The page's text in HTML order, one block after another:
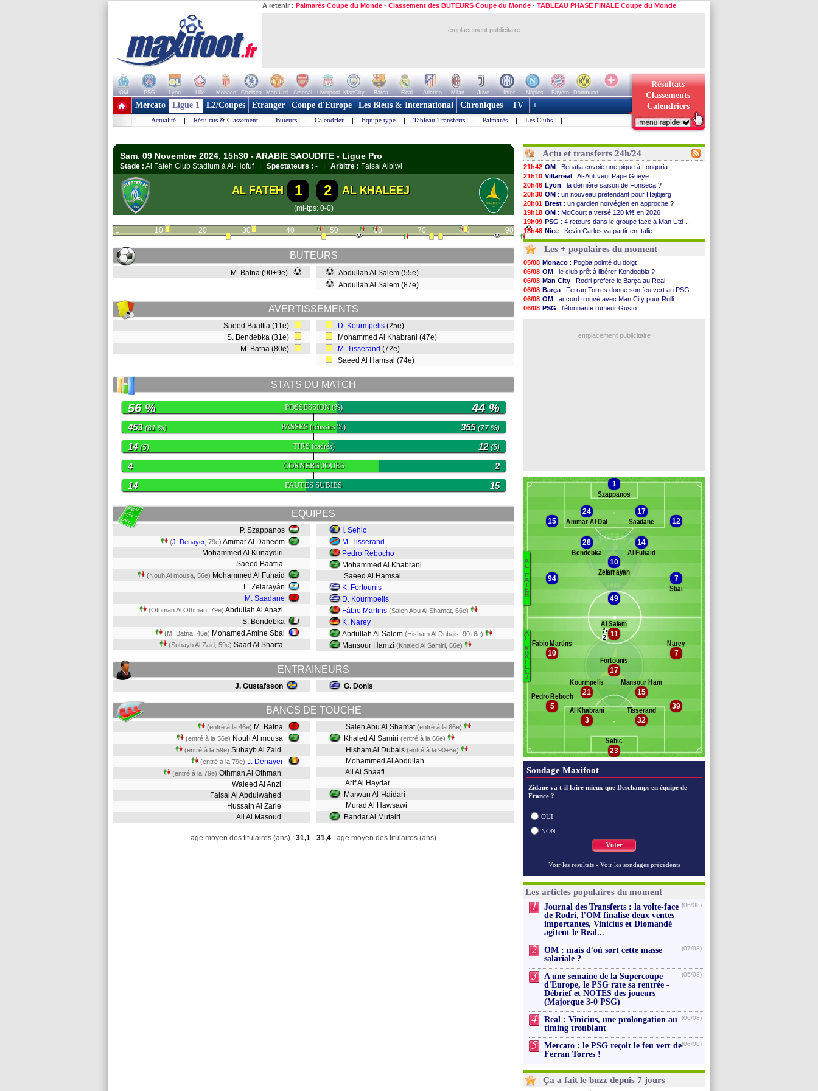
A retenir : Palmarès Coupe du Monde - Classement des BUTEURS Coupe du Monde - TABLEAU PHASE FINALE Coupe du Monde
emplacement publicitaire
OM PSG Lyon Lille Monaco Chelsea Man Utd Arsenal Liverpool ManCity Barca Real Atletico Milan Juve Inter Naples Bayern
Dortmund
+ de clubs
Résultats
Classements
Calendriers
Mercato Ligue 1 L2/Coupes Etranger Coupe d'Europe Les Bleus & International Chroniques TV +
Actualité | Résultats & Classement | Buteurs | Calendrier | Equipe type | Tableau Transferts | Palmarès | Les Clubs |
Sam. 09 Novembre 2024, 15h30 - ARABIE SAOUDITE - Ligue Pro
Stade : Al Fateh Club Stadium à Al-Hofuf | Spectateurs : - | Arbitre : Faisal Alblwi
AL FATEH 1 2 AL KHALEEJ
(mi-tps: 0-0)
1 10 20 30 40 50 60 70 80 90
BUTEURS
M. Batna (90+9e)
Abdullah Al Salem (55e)
Abdullah Al Salem (87e)
AVERTISSEMENTS
Saeed Baattia (11e)
S. Bendebka (31e)
M. Batna (80e)
D. Kourmpelis (25e)
Mohammed Al Khabrani (47e)
M. Tisserand (72e)
Saeed Al Hamsal (74e)
STATS DU MATCH
POSSESSION(%)
56 % 44 %
PASSES(réussies %)
453(81 %) 355(77 %)
TIRS(cadrés)
14 (5) 12(5)
CORNERS JOUES
4 2
FAUTES SUBIES
14 15
EQUIPES
P. Szappanos
(J. Denayer, 79e) Ammar Al Daheem
Mohammed Al Kunaydiri
Saeed Baattia
(Nouh Al mousa, 56e) Mohammed Al Fuhaid
L. Zelarayán
M. Saadane
(Othman Al Othman, 79e) Abdullah Al Anazi
S. Bendebka
(M. Batna, 46e) Mohamed Amine Sbai
(Suhayb Al Zaid, 59e) Saad Al Sharfa
I. Sehic
M. Tisserand
Pedro Rebocho
Mohammed Al Khabrani
Saeed Al Hamsal
K. Fortounis
D. Kourmpelis
Fábio Martins (Saleh Abu Al Shamat, 66e)
K. Narey
Abdullah Al Salem (Hisham Al Dubais, 90+6e)
Mansour Hamzi (Khaled Al Samiri, 66e)
ENTRAINEURS
J. Gustafsson G. Donis
BANCS DE TOUCHE
(entré à la 46e) M. Batna
(entré à la 56e) Nouh Al mousa
(entré à la 59e) Suhayb Al Zaid
(entré à la 79e) J. Denayer
(entré à la 79e) Othman Al Othman
Waleed Al Anzi
Faisal Al Abdulwahed
Hussain Al Zarie
Ali Al Masoud
Saleh Abu Al Shamat(entré à la 66e)
Khaled Al Samiri (entré à la 66e)
Hisham Al Dubais (entré à la 90+6e)
Mohammed Al Abdullah
Ali Al Shaafi
Arif Al Haydar
Marwan Al-Haidari
Murad Al Hawsawi
Bandar Al Mutairi
age moyen des titulaires (ans) : 31,1 31,4 : age moyen des titulaires (ans)
Actu et transferts 24h/24
21h42 OM : Benatia envoie une pique à Longoria
21h10 Villarreal : Al-Ahli veut Pape Gueye
20h46 Lyon : la dernière saison de Fonseca ?
20h30 OM : un nouveau prétendant pour Højbjerg
20h01 Brest : un gardien norvégien en approche ?
19h18 OM : McCourt a versé 120 M€ en 2026
19h09 PSG : 4 retours dans le groupe face à Man Utd ...
18h48 Nice : Kevin Carlos va partir en Italie
18h37 L1: prison avec sursis requis contre un arbitre
18h29
Leganés: c'est signé pour Luca Zidane (off.)
17h58 Atletico: Ruggeri en route pour Aston Villa
17h46
Monaco : Filipe Luis soutient Biereth
17h32
Lyon : Mangala prêté à Getafe (officiel)
17h16
PSG: Nsoki va signer en Croatie
16h59
Arsenal : Naples vise Gabriel Jesus
16h37
Real: Mastantuono prêté à la Fiorentina (off.)
16h33
Man City: accord avec le Barça pour Rodri ?
: B. Genesio - "ce n'est pas idéal"
Les + populaires du moment
05/08 Monaco : Pogba pointé du doigt
06/08 OM : le club prêt à libérer Kondogbia ?
06/08 Man City : Rodri préfère le Barça au Real !
06/08 Barça : Ferran Torres donne son feu vert au PSG
06/08 OM : accord trouvé avec Man City pour Rulli
06/08 PSG : l'étonnante rumeur Gusto
emplacement publicitaire
Banc des remplaçants
Batna
Al mousa
A
L
F
A
T
E
H
Banc des remplaçants
Marwan Al-Haidari
A
L
K
H
A
L
E
E
J
1
Szappanos
24
Ammar Al Daheem
17
Saadane
15 12
28
Bendebka
14
Al Fuhaid
10
Zelarrayán
94
7
Sbai
49
23
Sehic
32
Tisserand
3
Al Khabrani 39
5
Pedro Rebocho 15
Mansour Hamzi
21
Kourmpelis
17
Fortounis
7
Narey
10
Fábio Martins
2 11
Al Salem
Sondage Maxifoot
Zidane va t-il faire mieux que Deschamps en équipe de
France ?
OUI
NON
Voter
Voir les resultats - Voir les sondages précédents
Les articles populaires du moment
1
Journal des Transferts : la volte-face
de Rodri, l'OM finalise deux ventes
importantes, Vinicius et Diomandé
agitent le Real...
(06/08)
2
OM : mais d'où sort cette masse
salariale ?
(07/08)
3
A une semaine de la Supercoupe
d'Europe, le PSG rate sa rentrée -
Débrief et NOTES des joueurs
(Majorque 3-0 PSG)
(05/08)
4
Real : Vinicius, une prolongation au
timing troublant
(06/08)
5
Mercato : le PSG reçoit le feu vert de
Ferran Torres !
(06/08)
Ça a fait le buzz depuis 7 jours